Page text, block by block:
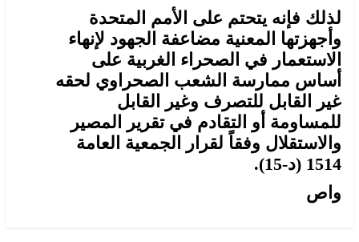
لذلك فإنه يتحتم على الأمم المتحدة
وأجهزتها المعنية مضاعفة الجهود لإنهاء
الاستعمار في الصحراء الغربية على
أساس ممارسة الشعب الصحراوي لحقه
غير القابل للتصرف وغير القابل
للمساومة أو التقادم في تقرير المصير
والاستقلال وفقاً لقرار الجمعية العامة
1514 (د-15).
واص